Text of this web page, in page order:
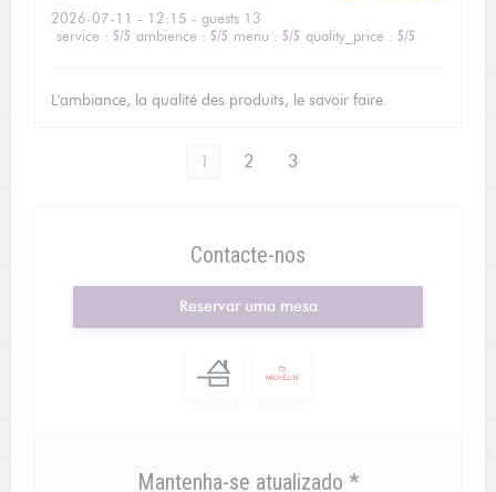
2026-07-11 - 12:15 - guests 13
service : 5/5 ambience : 5/5 menu : 5/5 quality_price : 5/5
L'ambiance, la qualité des produits, le savoir faire.
1 2 3
Contacte-nos
Reservar uma mesa
Mantenha-se atualizado *